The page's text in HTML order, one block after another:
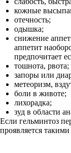
кожные
отечность;
одышка;
снижение
аппетит
предпочитает
тошнота, рвота;
запоры или
метеоризм,
боли в животе;
лихорадка;
зуд в области
Если гельминтоз
проявляется